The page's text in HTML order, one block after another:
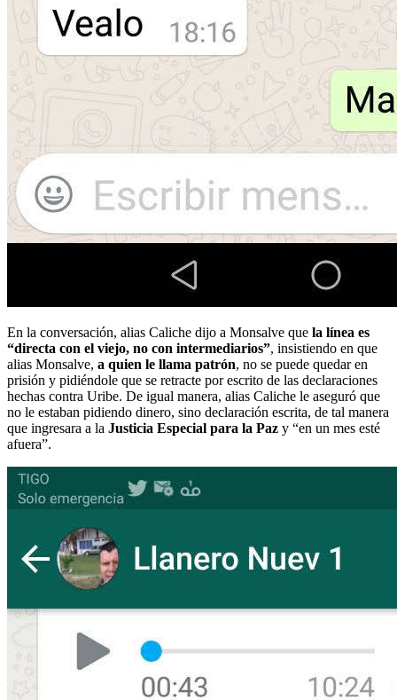
En la conversación, alias Caliche dijo a Monsalve que la línea es
“directa con el viejo, no con intermediarios”, insistiendo en que
alias Monsalve, a quien le llama patrón, no se puede quedar en
prisión y pidiéndole que se retracte por escrito de las declaraciones
hechas contra Uribe. De igual manera, alias Caliche le aseguró que
no le estaban pidiendo dinero, sino declaración escrita, de tal manera
que ingresara a la Justicia Especial para la Paz y “en un mes esté
afuera”.